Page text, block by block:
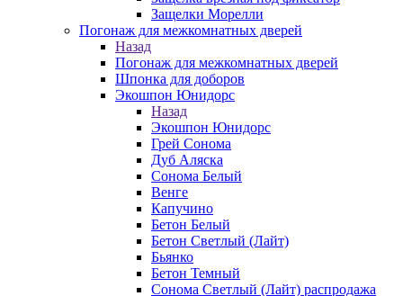
Защелки Морелли
Погонаж для межкомнатных дверей
Назад
Погонаж для межкомнатных дверей
Шпонка для доборов
Экошпон Юнидорс
Назад
Экошпон Юнидорс
Грей Сонома
Дуб Аляска
Сонома Белый
Венге
Капучино
Бетон Белый
Бетон Светлый (Лайт)
Бьянко
Бетон Темный
Сонома Светлый (Лайт) распродажа